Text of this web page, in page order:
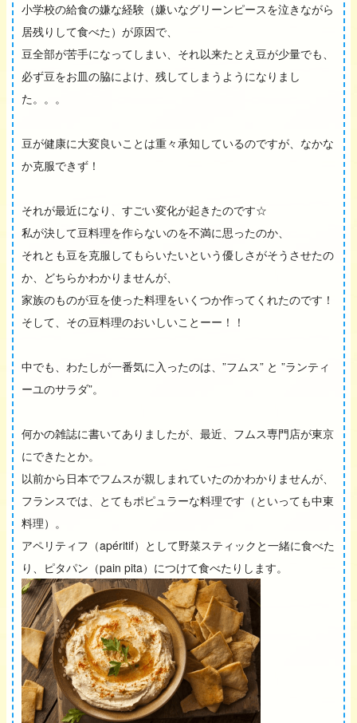
小学校の給食の嫌な経験（嫌いなグリーンピースを泣きながら
居残りして食べた）が原因で、
豆全部が苦手になってしまい、それ以来たとえ豆が少量でも、
必ず豆をお皿の脇によけ、残してしまうようになりまし
た。。。
豆が健康に大変良いことは重々承知しているのですが、なかな
か克服できず！
それが最近になり、すごい変化が起きたのです☆
私が決して豆料理を作らないのを不満に思ったのか、
それとも豆を克服してもらいたいという優しさがそうさせたの
か、どちらかわかりませんが、
家族のものが豆を使った料理をいくつか作ってくれたのです！
そして、その豆料理のおいしいことーー！！
中でも、わたしが一番気に入ったのは、”フムス” と ”ランティ
ーユのサラダ”。
何かの雑誌に書いてありましたが、最近、フムス専門店が東京
にできたとか。
以前から日本でフムスが親しまれていたのかわかりませんが、
フランスでは、とてもポピュラーな料理です（といっても中東
料理）。
アペリティフ（apéritif）として野菜スティックと一緒に食べた
り、ピタパン（pain pita）につけて食べたりします。